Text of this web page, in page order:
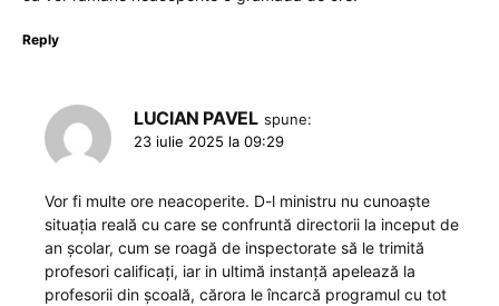
Reply
LUCIAN PAVEL spune:
23 iulie 2025 la 09:29
Vor fi multe ore neacoperite. D-l ministru nu cunoaște
situația reală cu care se confruntă directorii la inceput de
an școlar, cum se roagă de inspectorate să le trimită
profesori calificați, iar in ultimă instanță apelează la
profesorii din școală, cărora le încarcă programul cu tot